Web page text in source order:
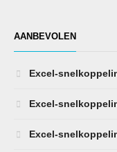
AANBEVOLEN
Excel-
Excel-
Excel-